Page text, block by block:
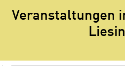
Veranstaltungen